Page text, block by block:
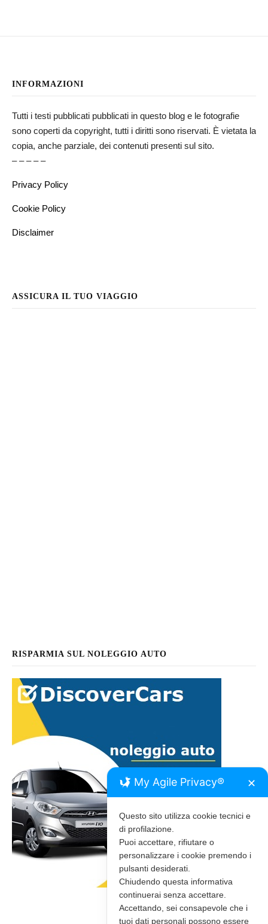
INFORMAZIONI
Tutti i testi pubblicati pubblicati in questo blog e le fotografie
sono coperti da copyright, tutti i diritti sono riservati. È vietata la
copia, anche parziale, dei contenuti presenti sul sito.
– – – – –
Privacy Policy
Cookie Policy
Disclaimer
ASSICURA IL TUO VIAGGIO
RISPARMIA SUL NOLEGGIO AUTO
My Agile Privacy® ✕
Questo sito utilizza cookie tecnici e
di profilazione.
Puoi accettare, rifiutare o
personalizzare i cookie premendo i
pulsanti desiderati.
Chiudendo questa informativa
continuerai senza accettare.
Accettando, sei consapevole che i
tuoi dati personali possono essere